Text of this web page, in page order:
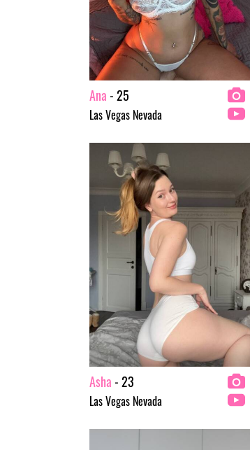
Ana- 25
Las Vegas Nevada
Asha- 23
Las Vegas Nevada